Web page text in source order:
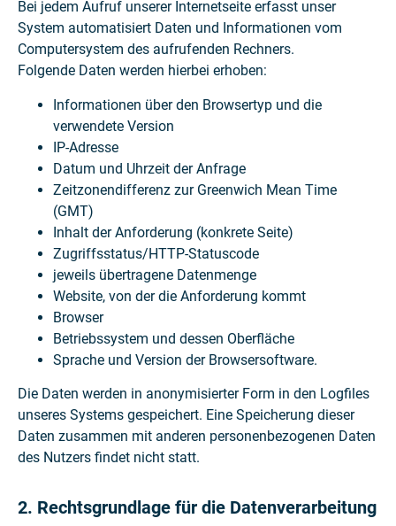
Bei jedem Aufruf unserer Internetseite erfasst unser
System automatisiert Daten und Informationen vom
Computersystem des aufrufenden Rechners.
Folgende Daten werden hierbei erhoben:
Informationen über den Browsertyp und die
verwendete Version
IP-Adresse
Datum und Uhrzeit der Anfrage
Zeitzonendifferenz zur Greenwich Mean Time
(GMT)
Inhalt der Anforderung (konkrete Seite)
Zugriffsstatus/HTTP-Statuscode
jeweils übertragene Datenmenge
Website, von der die Anforderung kommt
Browser
Betriebssystem und dessen Oberfläche
Sprache und Version der Browsersoftware.
Die Daten werden in anonymisierter Form in den Logfiles
unseres Systems gespeichert. Eine Speicherung dieser
Daten zusammen mit anderen personenbezogenen Daten
des Nutzers findet nicht statt.
2. Rechtsgrundlage für die Datenverarbeitung